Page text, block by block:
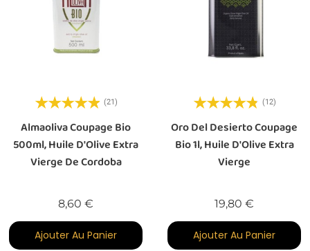
(21)
Almaoliva Coupage Bio
500ml, Huile D'Olive Extra
Vierge De Cordoba
8,60 €
Ajouter Au Panier
(12)
Oro Del Desierto Coupage
Bio 1l, Huile D'Olive Extra
Vierge
19,80 €
Ajouter Au Panier